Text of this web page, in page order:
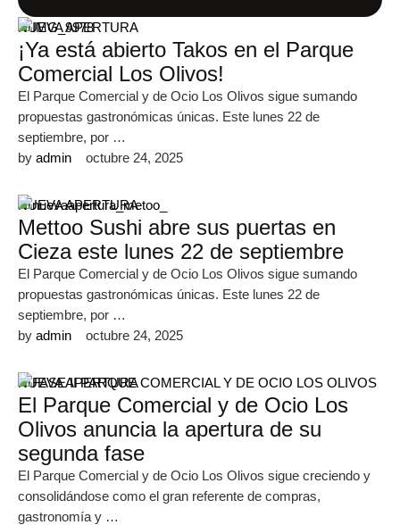
NUEVA APERTURA
¡Ya está abierto Takos en el Parque
Comercial Los Olivos!
El Parque Comercial y de Ocio Los Olivos sigue sumando
propuestas gastronómicas únicas. Este lunes 22 de
septiembre, por …
by admin octubre 24, 2025
NUEVA APERTURA
Mettoo Sushi abre sus puertas en
Cieza este lunes 22 de septiembre
El Parque Comercial y de Ocio Los Olivos sigue sumando
propuestas gastronómicas únicas. Este lunes 22 de
septiembre, por …
by admin octubre 24, 2025
NUEVA APERTURA
El Parque Comercial y de Ocio Los
Olivos anuncia la apertura de su
segunda fase
El Parque Comercial y de Ocio Los Olivos sigue creciendo y
consolidándose como el gran referente de compras,
gastronomía y …